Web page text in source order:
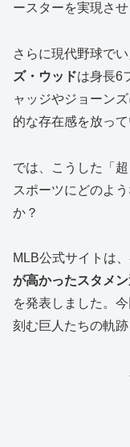
ースターを実現させ
さらに現代野球で
ズ・ウッドは身長6
ャッジやジョーン
的な存在感を放って
では、こうした「
スポーツにどのよ
か？
MLB公式サイトは
が高かったスタメ
を発表しました。
刻む巨人たちの軌